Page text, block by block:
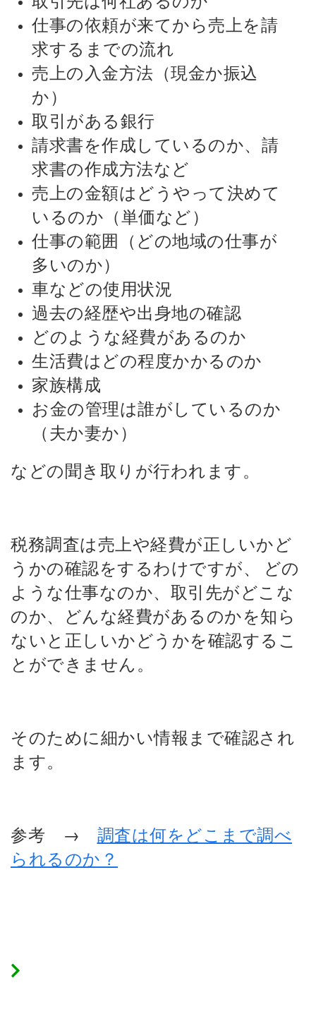
仕事の依頼が来てから売上を請
求するまでの流れ
売上の入金方法（現金か振込
か）
取引がある銀行
請求書を作成しているのか、請
求書の作成方法など
売上の金額はどうやって決めて
いるのか（単価など）
仕事の範囲（どの地域の仕事が
多いのか）
車などの使用状況
過去の経歴や出身地の確認
どのような経費があるのか
生活費はどの程度かかるのか
家族構成
お金の管理は誰がしているのか
（夫か妻か）
などの聞き取りが行われます。
税務調査は売上や経費が正しいかど
うかの確認をするわけですが、
どの
ような仕事なのか、取引先がどこな
のか、どんな経費があるのかを知ら
ないと正しいかどうかを確認するこ
とができません。
そのために細かい情報まで確認され
ます。
参考 → 調査は何をどこまで調べ
られるのか？